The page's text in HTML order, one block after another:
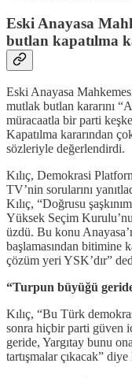
Eski Anayasa
butlan kapatılma
Eski Anayasa
mutlak butlan kararını
müracaatla bir parti
Kapatılma kararından
sözleriyle değerlendirdi.
Kılıç, Demokrasi
TV’nin sorularını
Kılıç, “Doğrusu
Yüksek Seçim
üzdü. Bu konu
başlamasından bitimine
çözüm yeri YSK’dır”
“Turpun büyüğü
Kılıç, “Bu Türk
sonra hiçbir parti güven
geride, Yargıtay bunu
tartışmalar çıkacak”